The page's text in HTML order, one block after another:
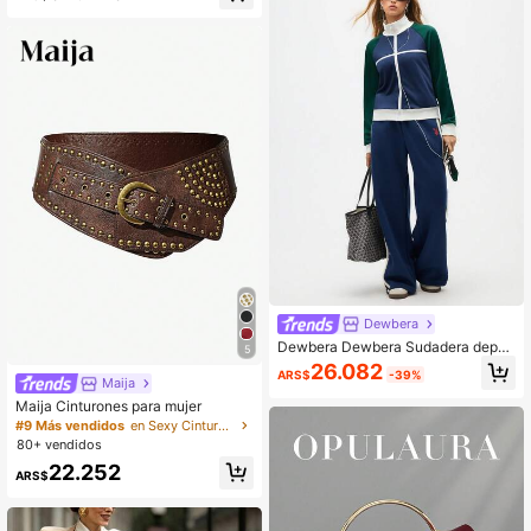
Trabajo
5
Maija
Maija Cinturones para mujer
#9 Más vendidos
en Sexy Cinturones y cinturones de mujer Accesorio
80+ vendidos
ARS$22.252
Dewbera
Dewbera Dewbera Sudadera depor
tiva con cuello alto de bloques de c
olor a la moda
ARS$26.082 -39%